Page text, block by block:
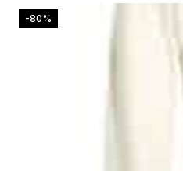
was:
€ 159,95.
is:
€ 79,98.
-80%